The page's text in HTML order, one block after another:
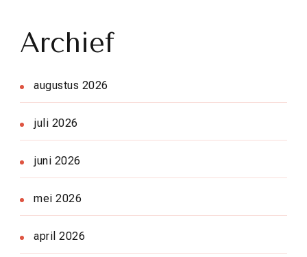
Archief
augustus 2026
juli 2026
juni 2026
mei 2026
april 2026